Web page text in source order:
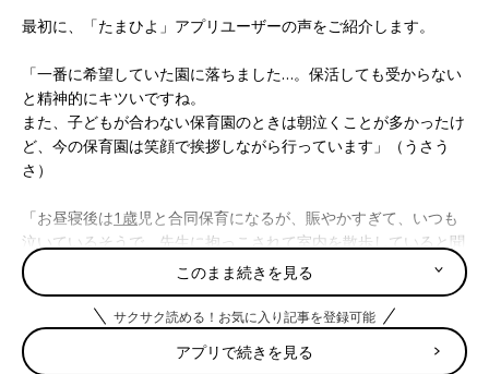
最初に、「たまひよ」アプリユーザーの声をご紹介します。
「一番に希望していた園に落ちました…。保活しても受からない
と精神的にキツいですね。
また、子どもが合わない保育園のときは朝泣くことが多かったけ
ど、今の保育園は笑顔で挨拶しながら行っています」（うさう
さ）
「お昼寝後は1歳児と合同保育になるが、賑やかすぎて、いつも
泣いているそうで。先生に抱っこされて室内を散歩していると聞
くと可哀想かなと思います。でも慣れるのかな…とも葛藤してい
る」（ぷよ）
「うちは慣らし保育が終わって普通に通い出した頃に風邪を引
き、もう2日休みました。それでも風邪は全然治りません。（こ
このまま続きを見る
サクサク読める！お気に入り記事を登録可能
アプリで続きを見る